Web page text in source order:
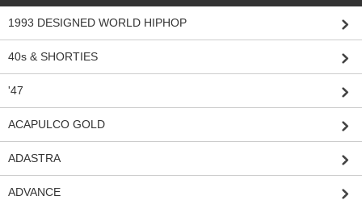
1993 DESIGNED WORLD HIPHOP
40s & SHORTIES
'47
ACAPULCO GOLD
ADASTRA
ADVANCE